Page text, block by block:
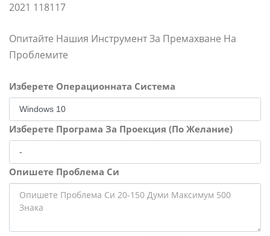
2021 118117
Опитайте Нашия Инструмент За Премахване На
Проблемите
Изберете Операционната Система
Изберете Програма За Проекция (По Желание)
Опишете Проблема Си